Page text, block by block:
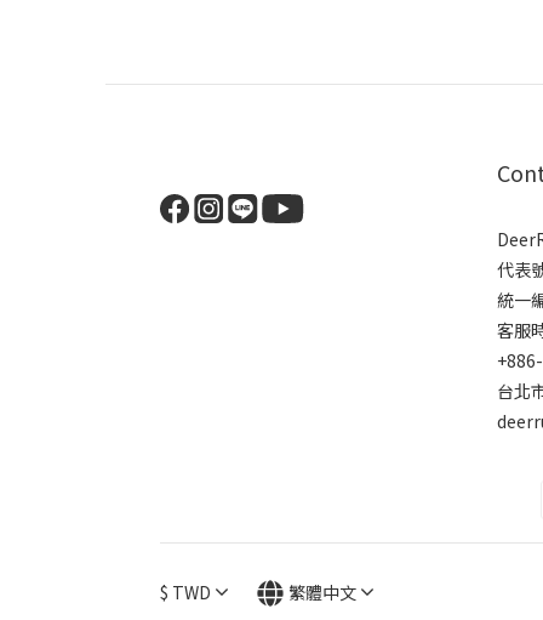
代表
統一
客服
台北
$ TWD 繁體中文